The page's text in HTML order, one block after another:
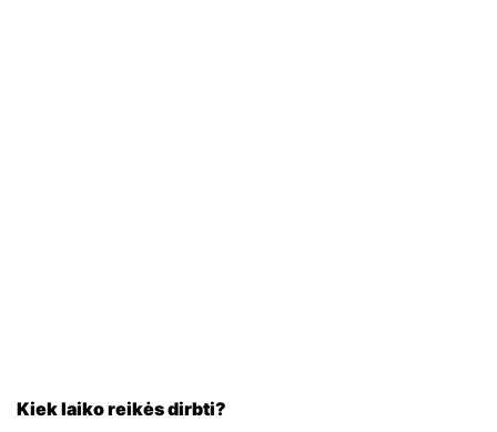
Kiek laiko reikės dirbti?